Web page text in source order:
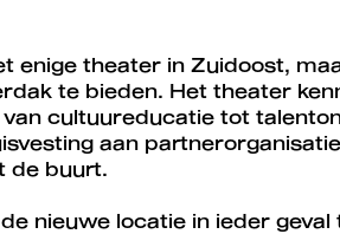
enige theater in Zuidoost,
te bieden. Het theater
cultuureducatie tot
aan
de buurt.
nieuwe locatie in ieder